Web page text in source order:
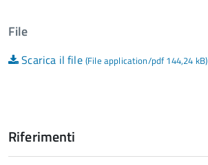
File
Scarica il file (File application/pdf 144,24 kB)
Riferimenti